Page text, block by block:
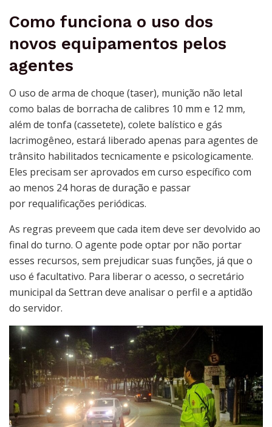
Como funciona o uso dos
novos equipamentos pelos
agentes
O uso de arma de choque (taser), munição não letal
como balas de borracha de calibres 10 mm e 12 mm,
além de tonfa (cassetete), colete balístico e gás
lacrimogêneo, estará liberado apenas para agentes de
trânsito habilitados tecnicamente e psicologicamente.
Eles precisam ser aprovados em curso específico com
ao menos 24 horas de duração e passar
por requalificações periódicas.
As regras preveem que cada item deve ser devolvido ao
final do turno. O agente pode optar por não portar
esses recursos, sem prejudicar suas funções, já que o
uso é facultativo. Para liberar o acesso, o secretário
municipal da Settran deve analisar o perfil e a aptidão
do servidor.